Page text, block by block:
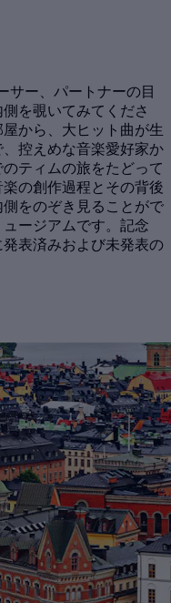
サー、パートナーの目
を覗いてみてくださ
から、大ヒット曲が生
控えめな音楽愛好家か
ティムの旅をたどって
の創作過程とその背後
をのぞき見ることがで
ージアムです。記念
表済みおよび未発表の